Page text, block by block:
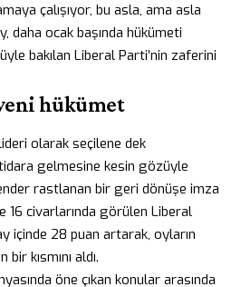
çalışıyor, bu asla, ama asla
daha ocak başında hükümeti
bakılan Liberal Parti’nin zaferini
hükümet
olarak seçilene dek
gelmesine kesin gözüyle
rastlanan bir geri dönüşe imza
16 civarlarında görülen Liberal
içinde 28 puan artarak, oyların
kısmını aldı.
öne çıkan konular arasında